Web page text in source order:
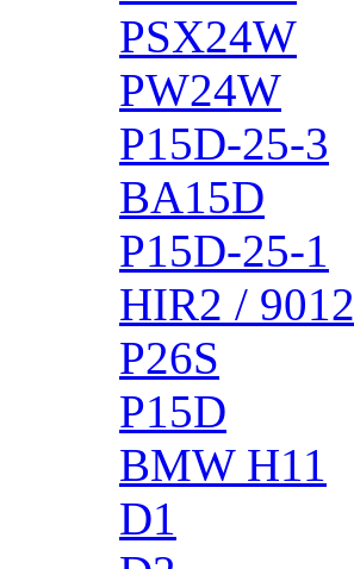
PSX24W
PW24W
P15D-25-3
BA15D
P15D-25-1
HIR2 / 9012
P26S
P15D
BMW H11
D1